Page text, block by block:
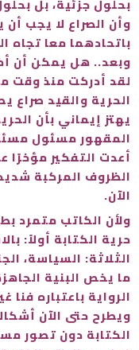
وأن الصراع لا يجب
باتحادهما معا تجاه
وبعد.. هل يمكن أن
لقد أدركت منذ وقت
الحرية والقيد صراع
يهتز إيماني بأن
المقهور مسئول
أعدت التفكير
الظروف المركبة
الآن.
ولأن الكاتب متمرد
حرية الكتابة أولاً:
الثلاثة: السياسة،
ما يخص البنية
الرواية باعتباره
ويطرح حتى الآن
الكتابة دون تصور